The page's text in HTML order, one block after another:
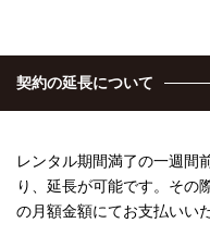
契約の延長について
レンタル期間満了の一週間
り、延長が可能です。その
の月額金額にてお支払いい